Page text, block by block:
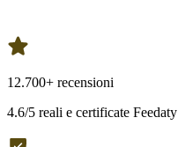
12.700+ recensioni
4.6/5 reali e certificate Feedaty